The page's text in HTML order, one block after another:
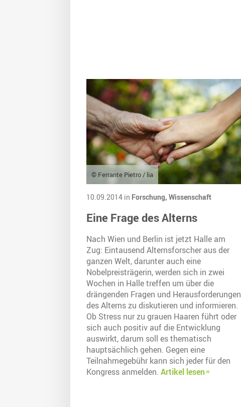
© Ferrante Pietro / lia
10.09.2014 in Forschung, Wissenschaft
Eine Frage des Alterns
Nach Wien und Berlin ist jetzt Halle am
Zug: Eintausend Alternsforscher aus der
ganzen Welt, darunter auch eine
Nobelpreisträgerin, werden sich in zwei
Wochen in Halle treffen um über die
drängenden Fragen und Herausforderungen
des Alterns zu diskutieren und informieren.
Ob Stress nur zu grauen Haaren führt oder
sich auch positiv auf die Entwicklung
auswirkt, darum soll es thematisch
hauptsächlich gehen. Gegen eine
Teilnahmegebühr kann sich jeder für den
Kongress anmelden. Artikel lesen